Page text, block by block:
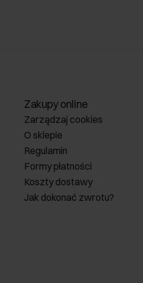
Zakupy online
Zarządzaj cookies
O sklepie
Regulamin
Formy płatności
Koszty dostawy
Jak dokonać zwrotu?